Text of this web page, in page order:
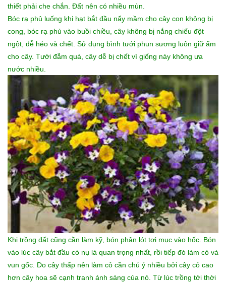
thiết phải che chắn. Đất nên có nhiều mùn.
Bóc rạ phủ luống khi hạt bắt đầu nẩy mầm cho cây con không bị
cong, bóc rạ phủ vào buồi chiều, cây không bị nắng chiếu đột
ngột, dễ héo và chết. Sử dụng bình tưới phun sương luôn giữ ẩm
cho cây. Tưới đẫm quá, cây dễ bị chết vì giống này không ưa
nước nhiều.
Khi trồng đất cũng cần làm kỹ, bón phân lót tơi mục vào hốc. Bón
vào lúc cây bắt đầu có nụ là quan trọng nhất, rồi tiếp đó làm cỏ và
vun gốc. Do cây thấp nên làm cỏ cần chú ý nhiều bởi cây cỏ cao
hơn cây hoa sẽ cạnh tranh ánh sáng của nó. Từ lúc trồng tới thời